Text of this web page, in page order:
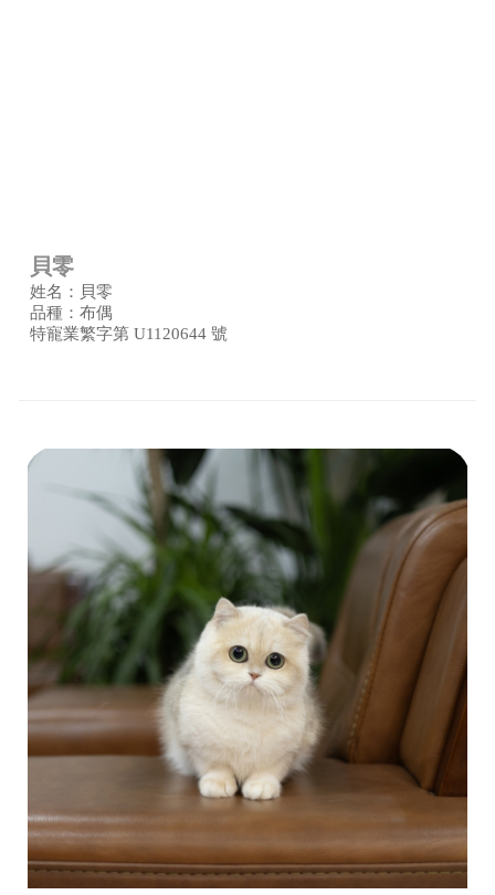
貝零
姓名：貝零
品種：布偶
特寵業繁字第 U1120644 號